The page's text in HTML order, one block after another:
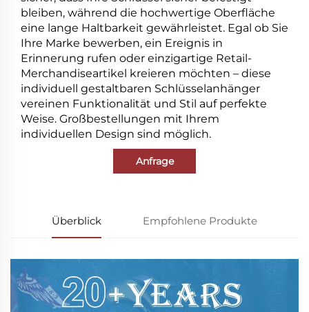
bleiben, während die hochwertige Oberfläche
eine lange Haltbarkeit gewährleistet. Egal ob Sie
Ihre Marke bewerben, ein Ereignis in
Erinnerung rufen oder einzigartige Retail-
Merchandiseartikel kreieren möchten – diese
individuell gestaltbaren Schlüsselanhänger
vereinen Funktionalität und Stil auf perfekte
Weise. Großbestellungen mit Ihrem
individuellen Design sind möglich.
Anfrage
Überblick Empfohlene Produkte